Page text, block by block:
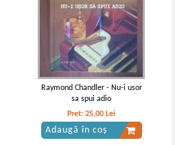
Raymond Chandler - Nu-i usor
sa spui adio
Pret:25,00 Lei
Adaugă în coș